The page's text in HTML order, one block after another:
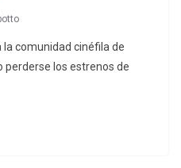
la comunidad cinéfila de
perderse los estrenos de